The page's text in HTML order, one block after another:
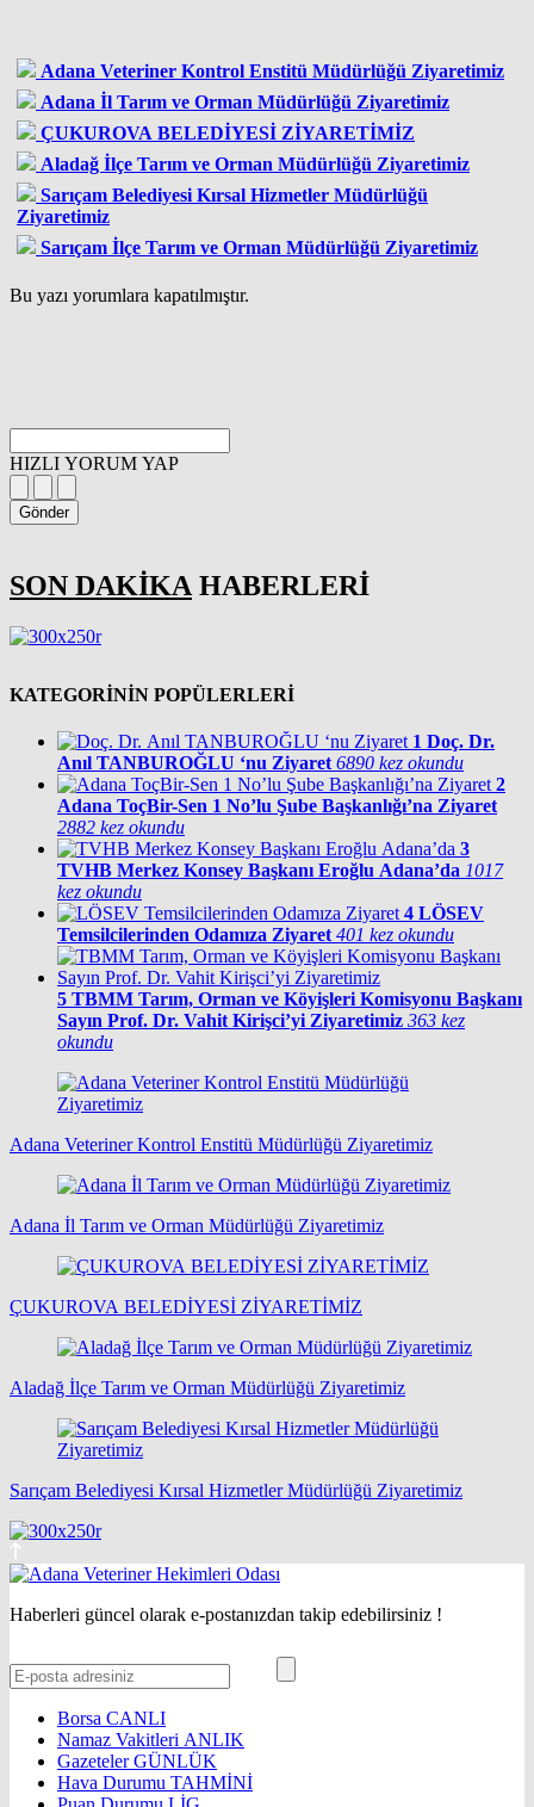
Adana Veteriner Kontrol Enstitü Müdürlüğü Ziyaretimiz
Adana İl Tarım ve Orman Müdürlüğü Ziyaretimiz
ÇUKUROVA BELEDİYESİ ZİYARETİMİZ
Aladağ İlçe Tarım ve Orman Müdürlüğü Ziyaretimiz
Sarıçam Belediyesi Kırsal Hizmetler Müdürlüğü
Ziyaretimiz
Sarıçam İlçe Tarım ve Orman Müdürlüğü Ziyaretimiz
Bu yazı yorumlara kapatılmıştır.
HIZLI YORUM YAP
Gönder
SON DAKİKA HABERLERİ
KATEGORİNİN POPÜLERLERİ
1 Doç. Dr.
Anıl TANBUROĞLU ‘nu Ziyaret 6890 kez okundu
2
Adana ToçBir-Sen 1 No’lu Şube Başkanlığı’na Ziyaret
2882 kez okundu
3
TVHB Merkez Konsey Başkanı Eroğlu Adana’da 1017
kez okundu
4 LÖSEV
Temsilcilerinden Odamıza Ziyaret 401 kez okundu
5 TBMM Tarım, Orman ve Köyişleri Komisyonu Başkanı
Sayın Prof. Dr. Vahit Kirişci’yi Ziyaretimiz 363 kez
okundu
Adana Veteriner Kontrol Enstitü Müdürlüğü Ziyaretimiz
Adana İl Tarım ve Orman Müdürlüğü Ziyaretimiz
ÇUKUROVA BELEDİYESİ ZİYARETİMİZ
Aladağ İlçe Tarım ve Orman Müdürlüğü Ziyaretimiz
Sarıçam Belediyesi Kırsal Hizmetler Müdürlüğü Ziyaretimiz
Haberleri güncel olarak e-postanızdan takip edebilirsiniz !
Borsa CANLI
Namaz Vakitleri ANLIK
GazetelerGÜNLÜK
Hava Durumu TAHMİNİ